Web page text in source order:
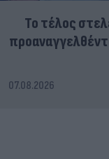
Το τέλος
07.08.2026